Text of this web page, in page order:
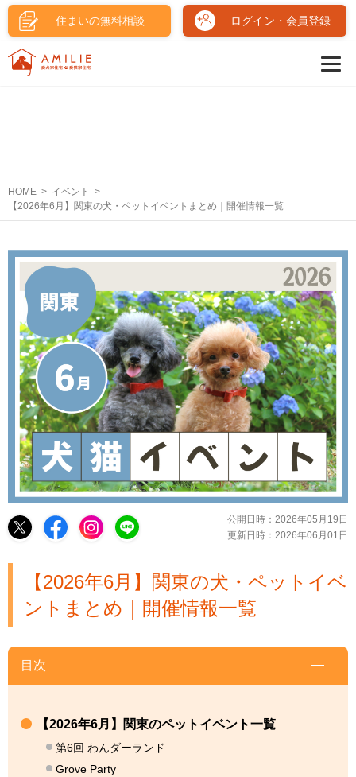
住まいの無料相談 ログイン・会員登録
HOME
イベント
【2026年6月】関東の犬・ペットイベントまとめ｜開催情報一覧
公開日時： 2026年05月19日
更新日時： 2026年06月01日
【2026年6月】関東の犬・ペットイベ
ントまとめ｜開催情報一覧
目次
【2026年6月】関東のペットイベント一覧
第6回 わんダーランド
Grove Party